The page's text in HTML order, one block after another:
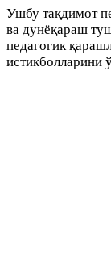
Ушбу тақдимот
ва дунёқараш
педагогик
истикболларини